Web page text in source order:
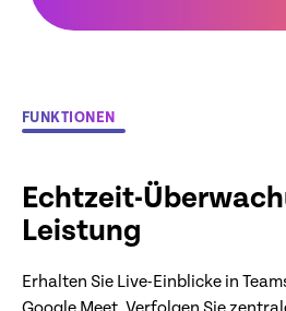
FUNKTIONEN
Echtzeit-
Leistung
Erhalten Sie Live-Einblicke in